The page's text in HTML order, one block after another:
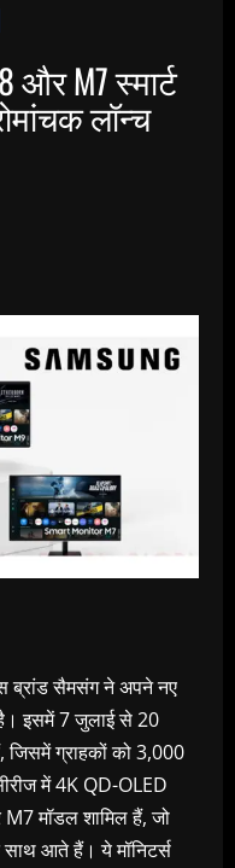
और M7 स्मार्ट
लॉन्च
ब्रांड सैमसंग ने अपने नए
है। इसमें 7 जुलाई से 20
ग्राहकों को 3,000
में 4K QD-OLED
मॉडल शामिल हैं, जो
आते हैं। ये मॉनिटर्स